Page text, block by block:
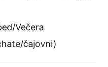
Večera
čajovni)